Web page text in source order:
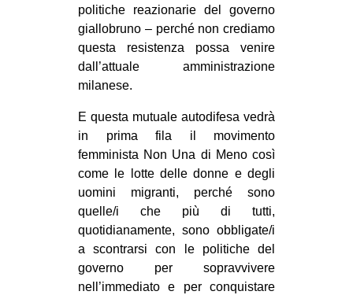
politiche reazionarie del governo
giallobruno – perché non crediamo
questa resistenza possa venire
dall’attuale amministrazione
milanese.
E questa mutuale autodifesa vedrà
in prima fila il movimento
femminista Non Una di Meno così
come le lotte delle donne e degli
uomini migranti, perché sono
quelle/i che più di tutti,
quotidianamente, sono obbligate/i
a scontrarsi con le politiche del
governo per sopravvivere
nell’immediato e per conquistare